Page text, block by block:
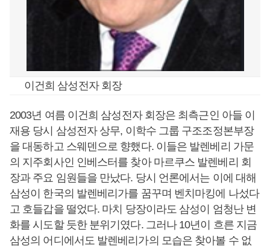
이건희 삼성전자 회장
2003년 여름 이건희 삼성전자 회장은 최측근인 아들 이
재용 당시 삼성전자 상무, 이학수 그룹 구조조정본부장
을 대동하고 스웨덴으로 향했다. 이들은 발렌베리 가문
의 지주회사인 인베스터를 찾아 마르쿠스 발렌베리 회
장과 주요 임원들을 만났다. 당시 언론에서는 이에 대해
삼성이 한국의 발렌베리가를 꿈꾸며 벤치마킹에 나섰다
고 호들갑을 떨었다. 마치 당장이라도 삼성이 엄청난 변
화를 시도할 듯한 분위기였다. 그러나 10년이 흐른 지금
삼성의 어디에서도 발렌베리가의 모습은 찾아볼 수 없